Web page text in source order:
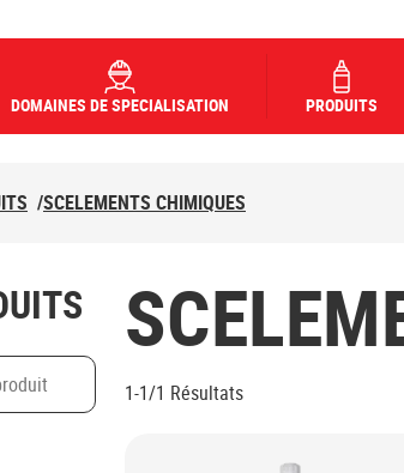
DOMAINES DE SPECIALISATION PRODUITS
/SCELEMENTS CHIMIQUES
produit 1-1/1 Résultats